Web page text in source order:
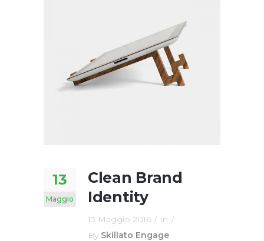
13
Maggio
Clean Brand
Identity
13 Maggio 2016
In
By Skillato Engage